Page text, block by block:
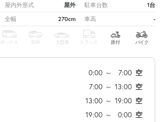
屋内外形式 屋外 駐車台数 1台
全幅 270cm 車高 -
ボックス SUV 大型車 トラック 原付 バイク
0:00 ～ 7:00 空
7:00 ～ 13:00 空
13:00 ～ 19:00 空
19:00 ～ 0:00 空